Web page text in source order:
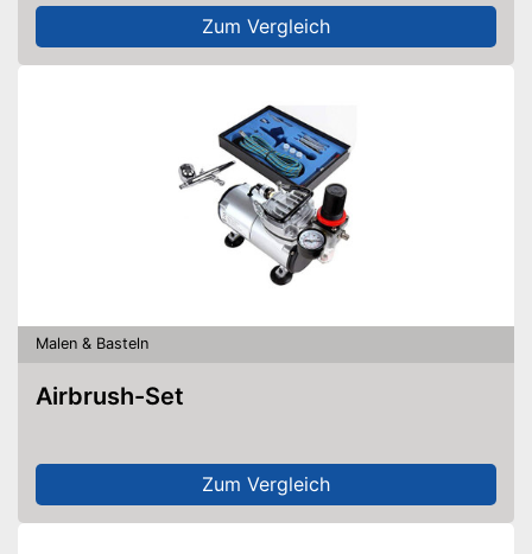
Zum Vergleich
Malen & Basteln
Airbrush-Set
Zum Vergleich